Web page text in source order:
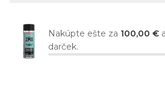
Nakúpte ešte za 100,00 €
darček.